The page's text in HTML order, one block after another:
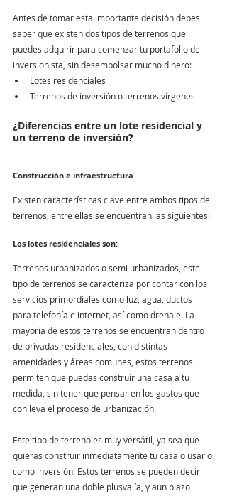
Antes de tomar esta importante decisión debes
saber que existen dos tipos de terrenos que
puedes adquirir para comenzar tu portafolio de
inversionista, sin desembolsar mucho dinero:
Lotes residenciales
Terrenos de inversión o terrenos vírgenes
¿Diferencias entre un lote residencial y
un terreno de inversión?
Construcción e infraestructura
Existen características clave entre ambos tipos de
terrenos, entre ellas se encuentran las siguientes:
Los lotes residenciales son:
Terrenos urbanizados o semi urbanizados, este
tipo de terrenos se caracteriza por contar con los
servicios primordiales como luz, agua, ductos
para telefonía e internet, así como drenaje. La
mayoría de estos terrenos se encuentran dentro
de privadas residenciales, con distintas
amenidades y áreas comunes, estos terrenos
permiten que puedas construir una casa a tu
medida, sin tener que pensar en los gastos que
conlleva el proceso de urbanización.
Este tipo de terreno es muy versátil, ya sea que
quieras construir inmediatamente tu casa o usarlo
como inversión. Estos terrenos se pueden decir
que generan una doble plusvalía, y aun plazo